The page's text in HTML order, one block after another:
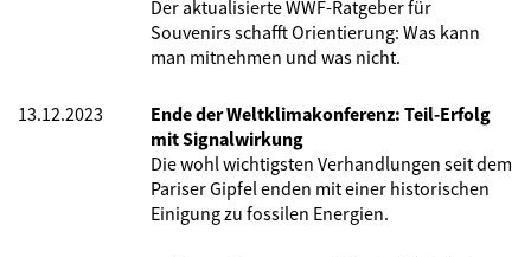
Der aktualisierte WWF-Ratgeber für
Souvenirs schafft Orientierung: Was kann
man mitnehmen und was nicht.
13.12.2023
Ende der Weltklimakonferenz: Teil-Erfolg
mit Signalwirkung
Die wohl wichtigsten Verhandlungen seit dem
Pariser Gipfel enden mit einer historischen
Einigung zu fossilen Energien.